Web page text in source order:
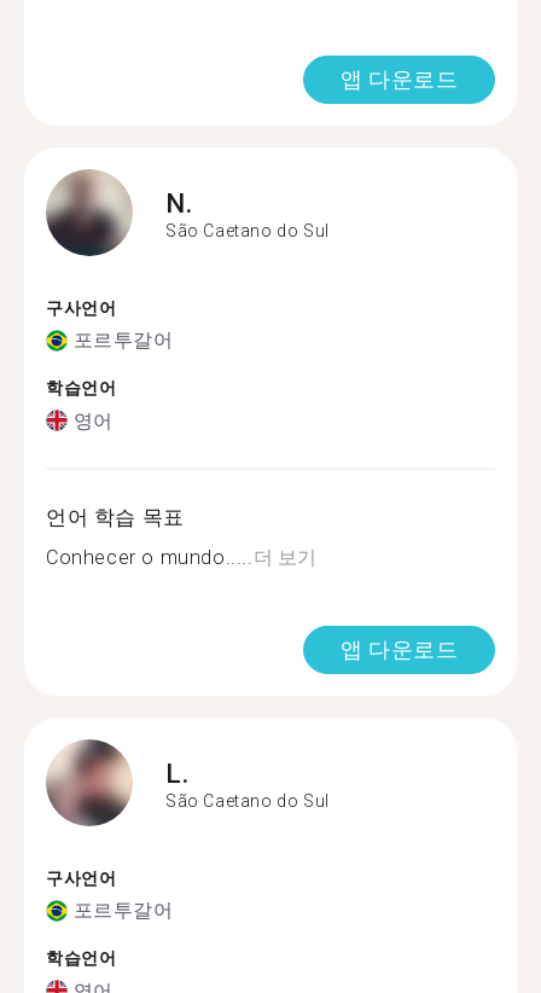
앱 다운로드
N.
São Caetano do Sul
구사언어
포르투갈어
학습언어
영어
언어 학습 목표
Conhecer o mundo..... 더 보기
앱 다운로드
L.
São Caetano do Sul
구사언어
포르투갈어
학습언어